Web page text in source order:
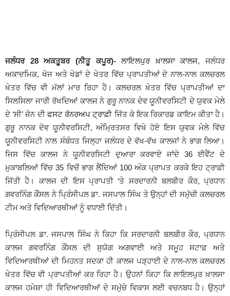
ਜਲੰਧਰ 28 ਅਕਤੂਬਰ (ਨੀਤੂ ਕਪੂਰ)- ਲਾਇਲਪੁਰ ਖ਼ਾਲਸਾ ਕਾਲਜ, ਜਲੰਧਰ
ਅਕਾਦਮਿਕ, ਖੋਜ ਅਤੇ ਖੇਡਾਂ ਦੇ ਖੇਤਰ ਵਿੱਚ ਪ੍ਰਾਪਤੀਆਂ ਦੇ ਨਾਲ-ਨਾਲ ਕਲਚਰਲ
ਖੇਤਰ ਵਿੱਚ ਵੀ ਮੱਲਾਂ ਮਾਰ ਰਿਹਾ ਹੈ। ਕਲਚਰਲ ਖੇਤਰ ਵਿੱਚ ਪ੍ਰਾਪਤੀਆਂ ਦਾ
ਸਿਲਸਿਲਾ ਜਾਰੀ ਰੱਖਦਿਆਂ ਕਾਲਜ ਨੇ ਗੁਰੂ ਨਾਨਕ ਦੇਵ ਯੂਨੀਵਰਸਿਟੀ ਦੇ ਯੁਵਕ ਮੇਲੇ
ਦੇ ‘ਸੀ’ ਜ਼ੋਨ ਦੀ ਫਸਟ ਰੱਨਰਅਪ ਟ੍ਰਾਫ਼ੀ ਜਿੱਤ ਕੇ ਇਕ ਰਿਕਾਰਡ ਕਾਇਮ ਕੀਤਾ ਹੈ।
ਗੁਰੂ ਨਾਨਕ ਦੇਵ ਯੂਨੀਵਰਸਿਟੀ, ਅੰਮ੍ਰਿਤਸਰ ਵਿਖੇ ਹੋਏ ਇਸ ਯੁਵਕ ਮੇਲੇ ਵਿੱਚ
ਯੂਨੀਵਰਸਿਟੀ ਨਾਲ ਸੰਬੰਧਤ ਜਿਲ੍ਹਾ ਜਲੰਧਰ ਦੇ ਵੱਖ-ਵੱਖ ਕਾਲਜਾਂ ਨੇ ਭਾਗ ਲਿਆ।
ਜਿਸ ਵਿੱਚ ਕਾਲਜ ਨੇ ਯੂਨੀਵਰਸਿਟੀ ਦੁਆਰਾ ਕਰਵਾਏ ਜਾਂਦੇ 36 ਈਵੈਂਟ ਦੇ
ਮੁਕਾਬਲਿਆਂ ਵਿੱਚ 35 ਵਿਚੋਂ ਭਾਗ ਲੈਂਦਿਆਂ 100 ਅੰਕ ਪ੍ਰਾਪਤ ਕਰਕੇ ਇਹ ਟ੍ਰਾਫ਼ੀ
ਜਿੱਤੀ ਹੈ। ਕਾਲਜ ਦੀ ਇਸ ਪ੍ਰਾਪਤੀ ‘ਤੇ ਸਰਦਾਰਨੀ ਬਲਬੀਰ ਕੌਰ, ਪ੍ਰਧਾਨ
ਗਵਰਨਿੰਗ ਕੌਂਸਲ ਨੇ ਪ੍ਰਿੰਸੀਪਲ ਡਾ. ਜਸਪਾਲ ਸਿੰਘ ਤੇ ਉਨ੍ਹਾਂ ਦੀ ਸਮੁੱਚੀ ਕਲਚਰਲ
ਟੀਮ ਅਤੇ ਵਿਦਿਆਰਥੀਆਂ ਨੂੰ ਵਧਾਈ ਦਿੱਤੀ।
ਪ੍ਰਿੰਸੀਪਲ ਡਾ. ਜਸਪਾਲ ਸਿੰਘ ਨੇ ਕਿਹਾ ਕਿ ਸਰਦਾਰਨੀ ਬਲਬੀਰ ਕੌਰ, ਪ੍ਰਧਾਨ
ਕਾਲਜ ਗਵਰਨਿੰਗ ਕੌਂਸਲ ਦੀ ਸੁਯੋਗ ਅਗਵਾਈ ਅਤੇ ਸਮੂਹ ਸਟਾਫ਼ ਅਤੇ
ਵਿਦਿਆਰਥੀਆਂ ਦੀ ਮਿਹਨਤ ਸਦਕਾ ਹੀ ਕਾਲਜ ਪੜ੍ਹਾਈ ਦੇ ਨਾਲ-ਨਾਲ ਕਲਚਰਲ
ਖੇਤਰ ਵਿੱਚ ਵੀ ਪ੍ਰਾਪਤੀਆਂ ਕਰ ਰਿਹਾ ਹੈ। ਉਹਨਾਂ ਕਿਹਾ ਕਿ ਲਾਇਲਪੁਰ ਖ਼ਾਲਸਾ
ਕਾਲਜ ਹਮੇਸ਼ਾ ਹੀ ਵਿਦਿਆਰਥੀਆਂ ਦੇ ਸਮੁੱਚੇ ਵਿਕਾਸ ਲਈ ਵਚਨਬਧ ਹੈ। ਉਨ੍ਹਾਂ